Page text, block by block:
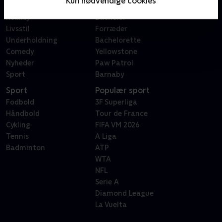
Reality
Livsstil
Underholdning
Comedy
Nyheder
Sport
X Factor
Bachelor
Forræder
Bachelorette
Yellowstone
Paw Patrol
Barnaby
Sport
Fodbold
Håndbold
Cykling
Tennis
Badminton
Populær sport
3F Superliga
Tour de France
FIFA VM 2026
A Liga
ATP
WTA
NFL
Serie A
Diamond League
La Vuelta